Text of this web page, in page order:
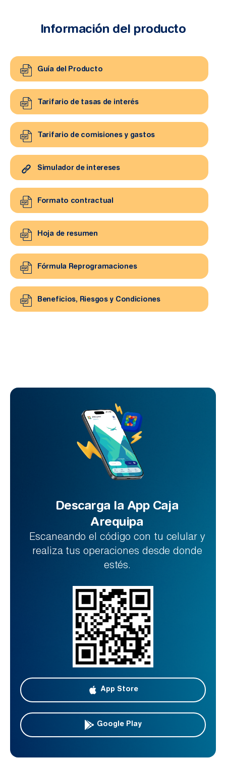
Información del producto
Guía del Producto
Tarifario de tasas de interés
Tarifario de comisiones y gastos
Simulador de intereses
Formato contractual
Hoja de resumen
Fórmula Reprogramaciones
Beneficios, Riesgos y Condiciones
Descarga la App Caja
Arequipa
Escaneando el código con tu celular y
realiza tus operaciones desde donde
estés.
App Store
Google Play